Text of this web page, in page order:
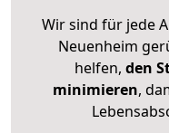
Wir sind für jede
Neuenheim
helfen, den
minimieren,